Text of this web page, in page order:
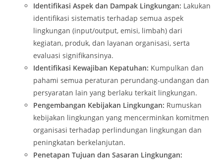
Identifikasi Aspek dan Dampak Lingkungan: Lakukan
identifikasi sistematis terhadap semua aspek
lingkungan (input/output, emisi, limbah) dari
kegiatan, produk, dan layanan organisasi, serta
evaluasi signifikansinya.
Identifikasi Kewajiban Kepatuhan: Kumpulkan dan
pahami semua peraturan perundang-undangan dan
persyaratan lain yang berlaku terkait lingkungan.
Pengembangan Kebijakan Lingkungan: Rumuskan
kebijakan lingkungan yang mencerminkan komitmen
organisasi terhadap perlindungan lingkungan dan
peningkatan berkelanjutan.
Penetapan Tujuan dan Sasaran Lingkungan: